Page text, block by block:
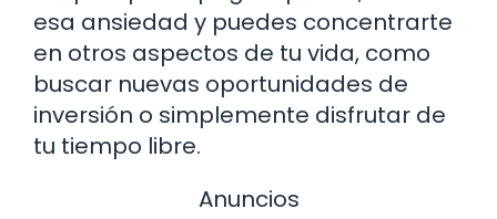
esa ansiedad y puedes concentrarte
en otros aspectos de tu vida, como
buscar nuevas oportunidades de
inversión o simplemente disfrutar de
tu tiempo libre.
Anuncios